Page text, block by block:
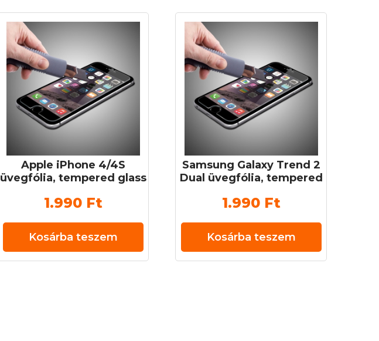
Apple iPhone 4/4S
üvegfólia, tempered glass
1.990 Ft
Kosárba teszem
Samsung Galaxy Trend 2
Dual üvegfólia, tempered
mm 9H
1.990 Ft
Kosárba teszem